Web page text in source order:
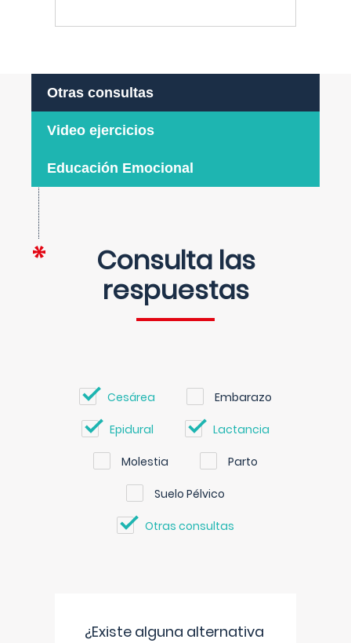
Otras consultas
Video ejercicios
Educación Emocional
Consulta las
respuestas
Cesárea Embarazo
Epidural Lactancia
Molestia Parto
Suelo Pélvico
Otras consultas
¿Existe alguna alternativa